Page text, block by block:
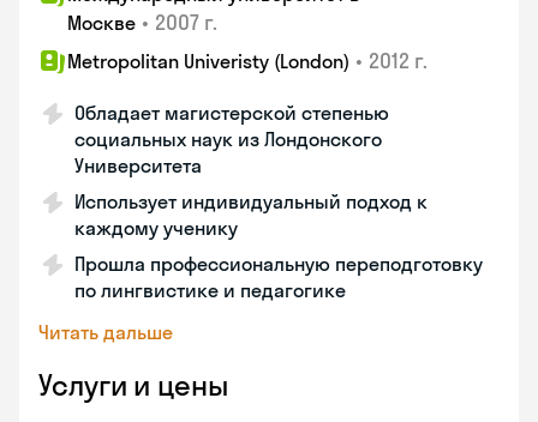
Москве • 2007 г.
Metropolitan Univeristy (London) • 2012 г.
Обладает магистерской степенью
социальных наук из Лондонского
Университета
Использует индивидуальный подход к
каждому ученику
Прошла профессиональную переподготовку
по лингвистике и педагогике
Читать дальше
Услуги и цены